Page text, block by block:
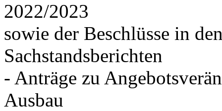
2022/2023
sowie der Beschlüsse in
Sachstandsberichten
- Anträge zu
Ausbau